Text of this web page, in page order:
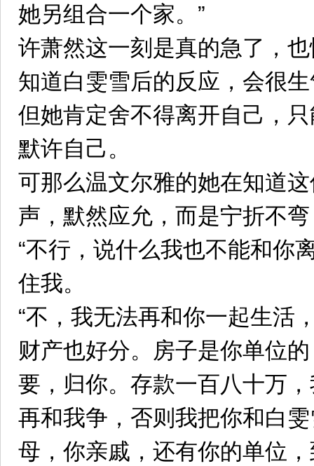
她另组合一个家。”
许萧然这一刻是真的急了，
知道白雯雪后的反应，会很
但她肯定舍不得离开自己，
默许自己。
可那么温文尔雅的她在知道
声，默然应允，而是宁折不
“不行，说什么我也不能和你
住我。
“不，我无法再和你一起生活
财产也好分。房子是你单位
要，归你。存款一百八十万
再和我争，否则我把你和白
母，你亲戚，还有你的单位